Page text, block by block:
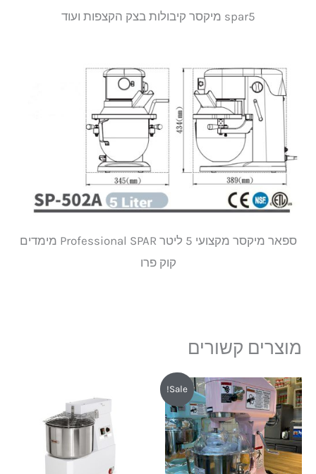
spar5 מיקסר קיבולות בצק הקצפות ועוד
ספאר מיקסר מקצועי 5 ליטר Professional SPAR מימדים
קוק פרו
מוצרים קשורים
Sale!
המחיר
המקורי
היה:
₪7,430.
המחיר
הנוכחי
הוא:
₪5,798.